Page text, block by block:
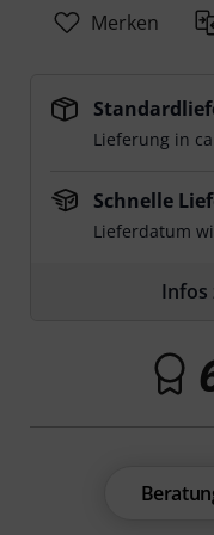
Merken
Lieferung in
Schnelle
Lieferdatum
Infos